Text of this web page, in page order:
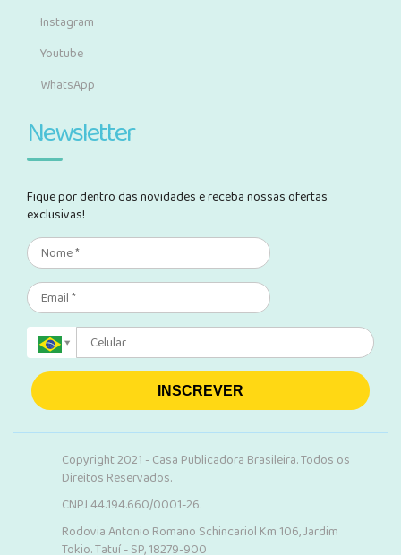
Instagram
Youtube
WhatsApp
Newsletter
Fique por dentro das novidades e receba nossas ofertas
exclusivas!
INSCREVER
Copyright 2021 - Casa Publicadora Brasileira. Todos os
Direitos Reservados.
CNPJ 44.194.660/0001-26.
Rodovia Antonio Romano Schincariol Km 106, Jardim
Tokio. Tatuí - SP, 18279-900